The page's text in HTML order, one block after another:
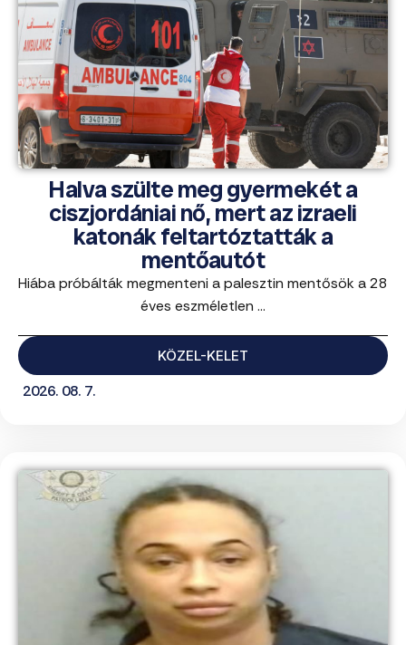
Halva szülte meg gyermekét a
ciszjordániai nő, mert az izraeli
katonák feltartóztatták a
mentőautót
Hiába próbálták megmenteni a palesztin mentősök a 28
éves eszméletlen ...
KÖZEL-KELET
2026. 08. 7.